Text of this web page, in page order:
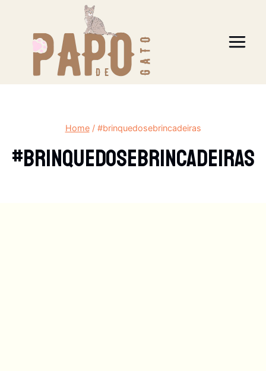
Conteúdo
Home / #brinquedosebrincadeiras
#brinquedosebrincadeiras